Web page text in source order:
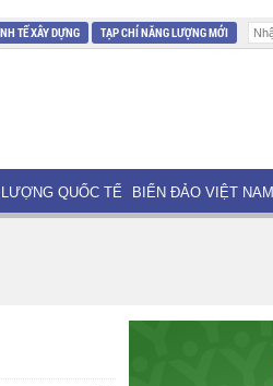
TẾ XÂY DỰNG TẠP CHÍ NĂNG LƯỢNG MỚI
QUỐC TẾ BIỂN ĐẢO VIỆT NAM